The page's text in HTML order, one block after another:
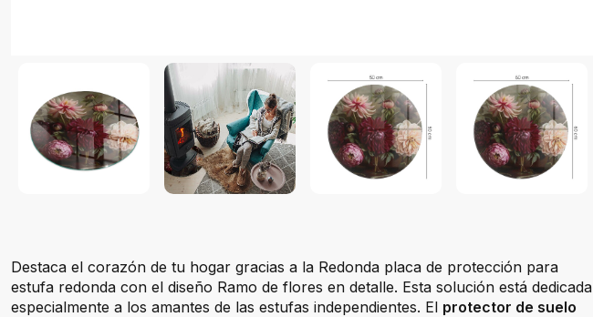
Destaca el corazón de tu hogar gracias a la Redonda placa de protección para
estufa redonda con el diseño Ramo de flores en detalle. Esta solución está dedicada
especialmente a los amantes de las estufas independientes. El protector de suelo